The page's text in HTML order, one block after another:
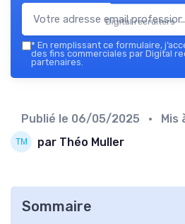
Digital recruiters
* En remplissant ce formulaire,
des fins commerciales par Digital
partenaires.
Publié le 06/05/2025 • Mis
par Théo Muller
Sommaire